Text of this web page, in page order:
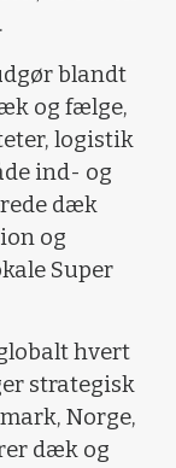
blandt
og fælge,
logistik
ind- og
dæk
og
Super
hvert
strategisk
Norge,
dæk og